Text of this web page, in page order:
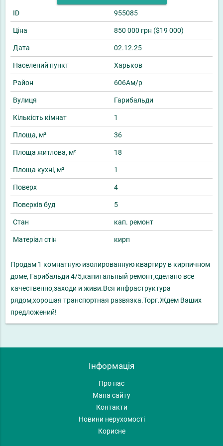
ID 955085
Ціна 850 000 грн ($19 000)
Дата 02.12.25
Населений пункт Харьков
Район 606Ам/р
Вулиця Гарибальди
Кількість кімнат 1
Площа, м² 36
Площа житлова, м² 18
Площа кухні, м² 1
Поверх 4
Поверхів буд 5
Стан кап. ремонт
Матеріал стін кирп
Продам 1 комнатную изолированную квартиру в кирпичном
доме, Гарибальди 4/5,капитальный ремонт,сделано все
качественно,заходи и живи.Вся инфраструктура
рядом,хорошая транспортная развязка.Торг.Ждем Ваших
предложений!
Інформація
Про нас
Мапа сайту
Контакти
Новини нерухомості
Корисне